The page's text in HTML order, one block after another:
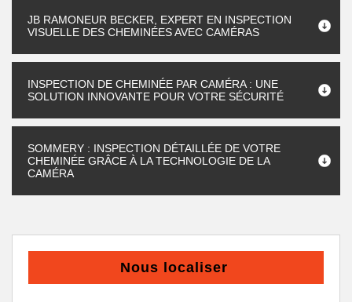
JB RAMONEUR BECKER, EXPERT EN INSPECTION
VISUELLE DES CHEMINÉES AVEC CAMÉRAS
INSPECTION DE CHEMINÉE PAR CAMÉRA : UNE
SOLUTION INNOVANTE POUR VOTRE SÉCURITÉ
SOMMERY : INSPECTION DÉTAILLÉE DE VOTRE
CHEMINÉE GRÂCE À LA TECHNOLOGIE DE LA
CAMÉRA
Nous localiser